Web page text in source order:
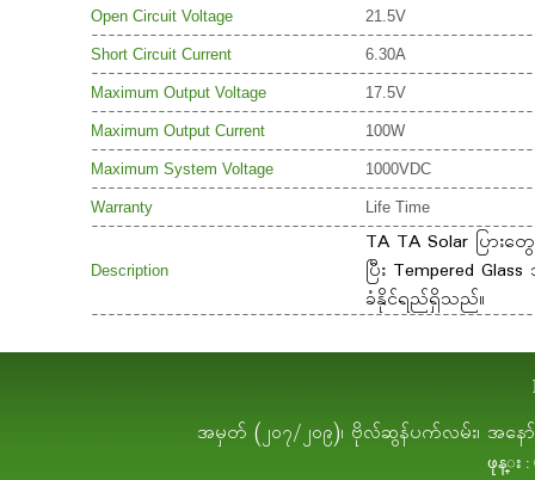
Open Circuit Voltage 21.5V
Short Circuit Current 6.30A
Maximum Output Voltage 17.5V
Maximum Output Current 100W
Maximum System Voltage 1000VDC
Warranty Life Time
Description
TA TA Solar ပြာ
ပြီး Tempered
ခံနိုင်ရည်ရှိသည်။
အမှတ် (၂၀၇/၂၀၉)၊ ဗိုလ်ဆွန်ပက်လမ်း၊ အနော်
ဖုန္း :